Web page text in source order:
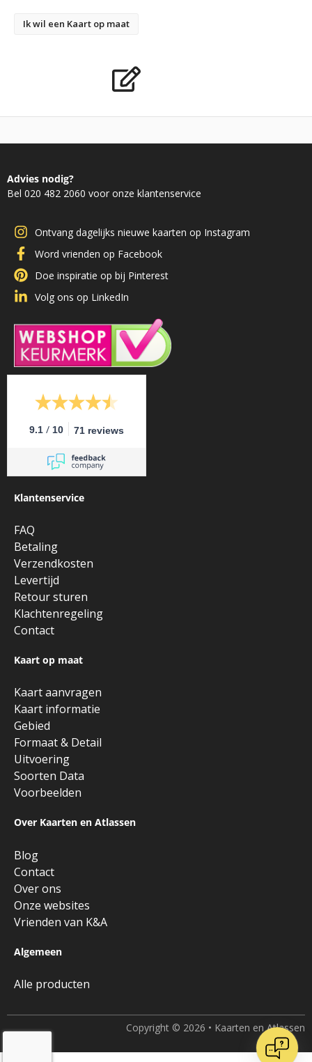
Ik wil een Kaart op maat
Advies nodig?
Bel 020 482 2060 voor onze klantenservice
Ontvang dagelijks nieuwe kaarten op Instagram
Word vrienden op Facebook
Doe inspiratie op bij Pinterest
Volg ons op LinkedIn
9.1 / 10 71 reviews
Klantenservice
FAQ
Betaling
Verzendkosten
Levertijd
Retour sturen
Klachtenregeling
Contact
Kaart op maat
Kaart aanvragen
Kaart informatie
Gebied
Formaat & Detail
Uitvoering
Soorten Data
Voorbeelden
Over Kaarten en Atlassen
Blog
Contact
Over ons
Onze websites
Vrienden van K&A
Algemeen
Alle producten
Copyright © 2026 • Kaarten en Atlassen